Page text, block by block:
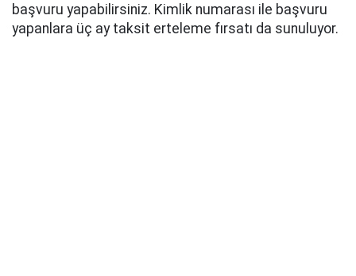
başvuru yapabilirsiniz. Kimlik numarası ile başvuru
yapanlara üç ay taksit erteleme fırsatı da sunuluyor.